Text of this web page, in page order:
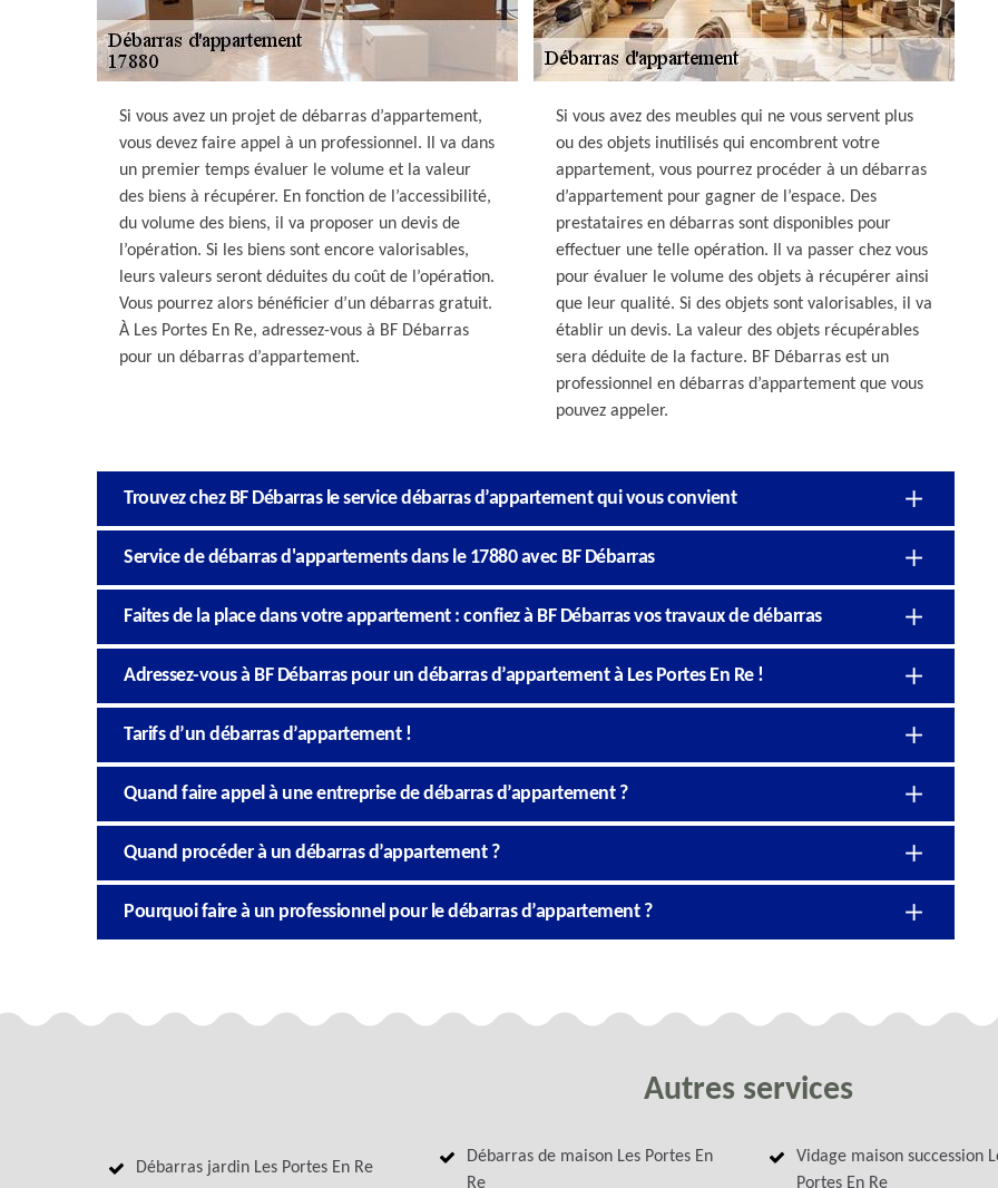
Si vous avez un projet de débarras d’appartement,
vous devez faire appel à un professionnel. Il va dans
un premier temps évaluer le volume et la valeur
des biens à récupérer. En fonction de l’accessibilité,
du volume des biens, il va proposer un devis de
l’opération. Si les biens sont encore valorisables,
leurs valeurs seront déduites du coût de l’opération.
Vous pourrez alors bénéficier d’un débarras gratuit.
À Les Portes En Re, adressez-vous à BF Débarras
pour un débarras d’appartement.
Si vous avez des meubles qui ne vous servent plus
ou des objets inutilisés qui encombrent votre
appartement, vous pourrez procéder à un débarras
d’appartement pour gagner de l’espace. Des
prestataires en débarras sont disponibles pour
effectuer une telle opération. Il va passer chez vous
pour évaluer le volume des objets à récupérer ainsi
que leur qualité. Si des objets sont valorisables, il va
établir un devis. La valeur des objets récupérables
sera déduite de la facture. BF Débarras est un
professionnel en débarras d’appartement que vous
pouvez appeler.
Trouvez chez BF Débarras le service débarras d’appartement qui vous convient
Service de débarras d'appartements dans le 17880 avec BF Débarras
Faites de la place dans votre appartement : confiez à BF Débarras vos travaux de débarras
Adressez-vous à BF Débarras pour un débarras d’appartement à Les Portes En Re !
Tarifs d’un débarras d’appartement !
Quand faire appel à une entreprise de débarras d’appartement ?
Quand procéder à un débarras d’appartement ?
Pourquoi faire à un professionnel pour le débarras d’appartement ?
Autres services
Débarras jardin Les Portes En Re
Débarras de maison Les Portes En
Re
Vidage maison succession
Portes En Re